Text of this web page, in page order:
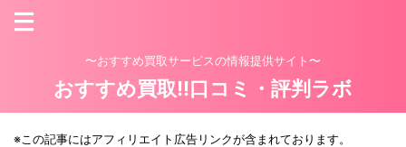
〜おすすめ買取サービスの情報提供サイト〜
おすすめ買取!!口コミ・評判ラボ
※この記事にはアフィリエイト広告リンクが含まれております。